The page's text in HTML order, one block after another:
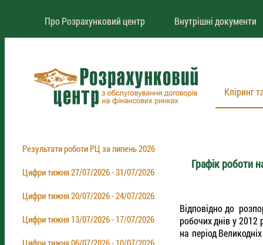
Про Розрахунковий центр Внутрішні документи
Кліринг
Результати роботи РЦ за липень 2026
Цифри тижня 27/07/2026 - 31/07/2026
Цифри тижня 20/07/2026 - 24/07/2026
Цифри тижня 13/07/2026 - 17/07/2026
Графік роботи
Відповідно до
робочих днів у
на період